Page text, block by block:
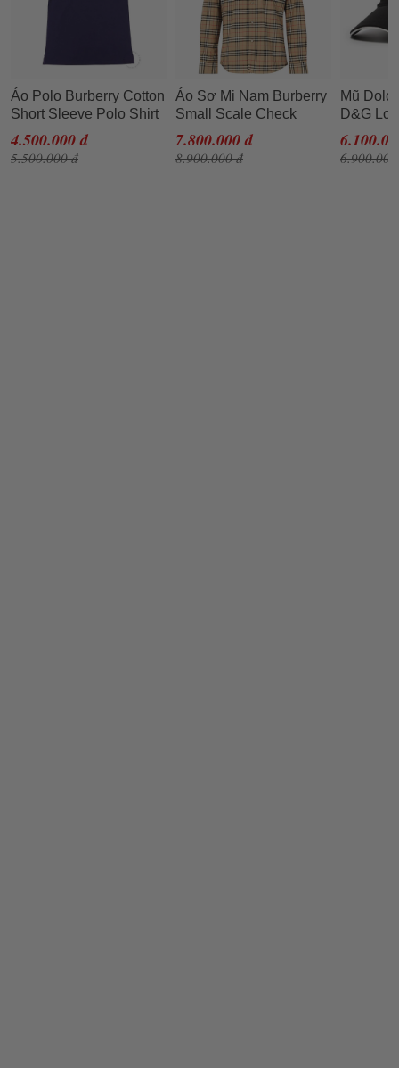
Áo Polo Burberry Cotton
Short Sleeve Polo Shirt
Màu Tím
4.500.000 đ
5.500.000 đ
Áo Sơ Mi Nam Burberry
Small Scale Check
Stretch Cotton Shirt
8020966 Màu Nâu Nhạt
Size XS
7.800.000 đ
8.900.000 đ
Mũ
D&G
Đen